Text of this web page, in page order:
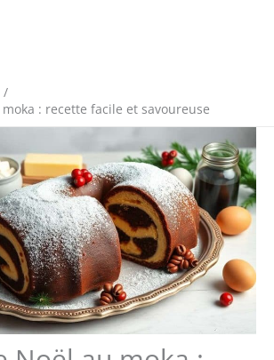
: recette facile et savoureuse